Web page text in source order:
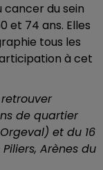
cancer du sein
et 74 ans. Elles
tous les
à cet
de quartier
et du 16
Arènes du